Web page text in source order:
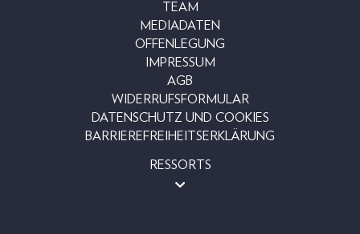
TEAM
MEDIADATEN
OFFENLEGUNG
IMPRESSUM
AGB
WIDERRUFSFORMULAR
DATENSCHUTZ UND COOKIES
BARRIEREFREIHEITSERKLÄRUNG
RESSORTS